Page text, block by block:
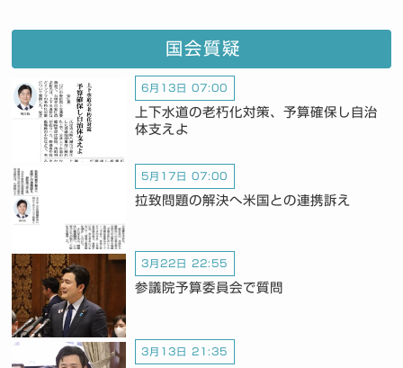
国会質疑
6月13日 07:00
上下水道の老朽化対策、予算確保し自治
体支えよ
5月17日 07:00
拉致問題の解決へ米国との連携訴え
3月22日 22:55
参議院予算委員会で質問
3月13日 21:35